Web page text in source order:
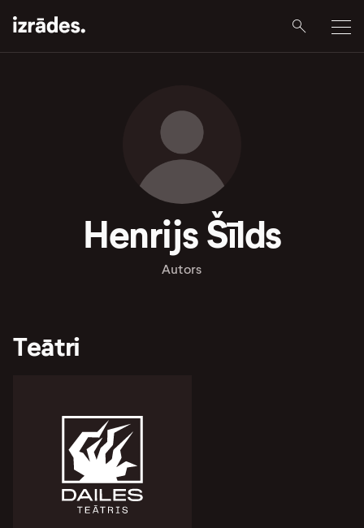
Henrijs Šīlds
Autors
Teātri